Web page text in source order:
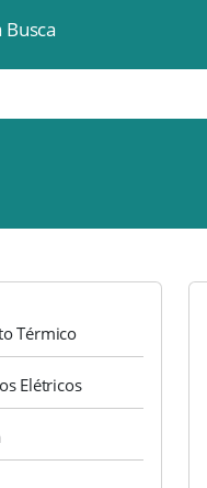
Busca
Térmico
Elétricos